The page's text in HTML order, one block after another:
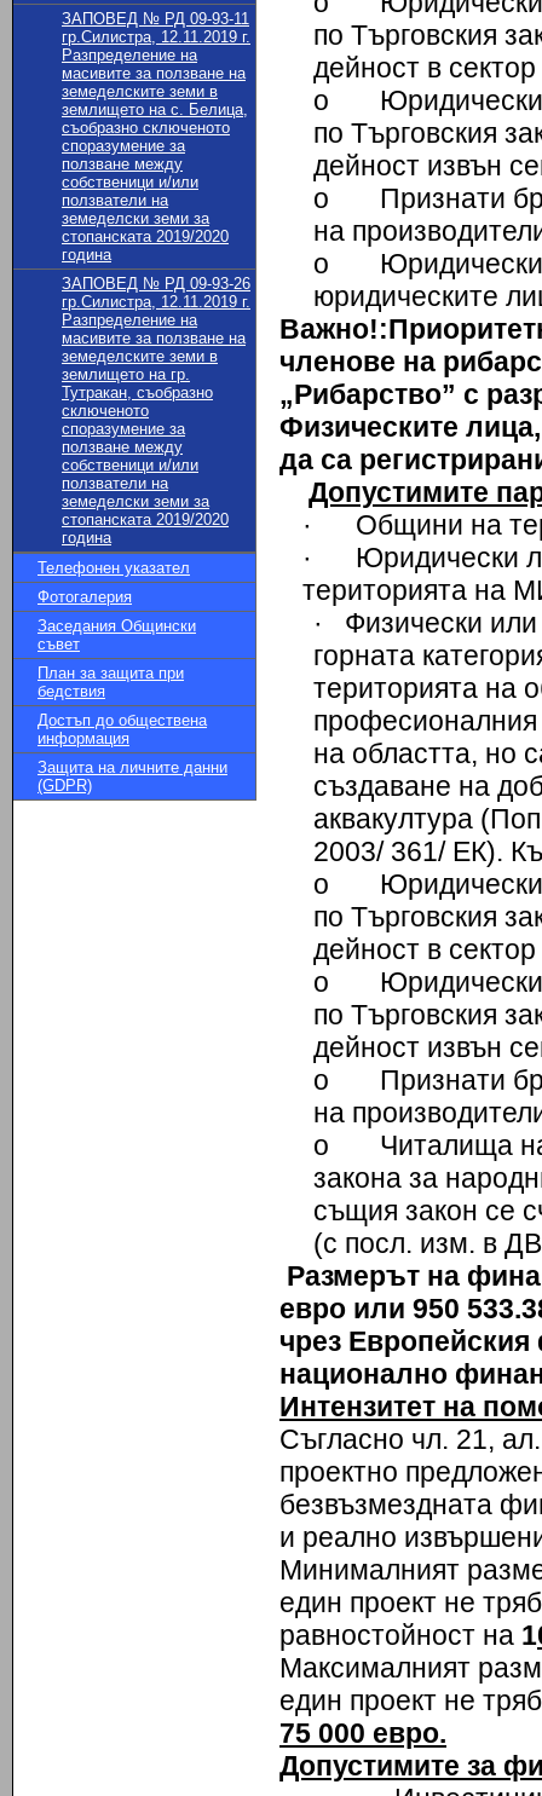
ЗАПОВЕД № РД 09-93-11
гр.Силистра, 12.11.2019 г.
Разпределение на
масивите за ползване на
земеделските земи в
землището на с. Белица,
съобразно сключеното
споразумение за
ползване между
собственици и/или
ползватели на
земеделски земи за
стопанската 2019/2020
година
ЗАПОВЕД № РД 09-93-26
гр.Силистра, 12.11.2019 г.
Разпределение на
масивите за ползване на
земеделските земи в
землището на гр.
Тутракан, съобразно
сключеното
споразумение за
ползване между
собственици и/или
ползватели на
земеделски земи за
стопанската 2019/2020
година
Телефонен указател
Фотогалерия
Заседания Общински
съвет
План за защита при
бедствия
Достъп до обществена
информация
Защита на личните данни
(GDPR)
по Търговския
дейност в
o Юридически
по Търговския
дейност извън
o Признати
на
o Юридически
юридическите
Важно!:
членове на
„Рибарство” с
Физическите
да са
Допустимите
· Общини на
· Юридически
територията на
· Физически
горната
територията на
професионалния
на областта, но
създаване на
аквакултура
2003/ 361/ ЕК).
o Юридически
по Търговския
дейност в
o Юридически
по Търговския
дейност извън
o Признати
на
o Читалища на
закона за
същия закон се
(с посл. изм. в
Размерът на
евро или 950
чрез
национално
Интензитет на
Съгласно чл. 21,
проектно
безвъзмездната
и реално
Минималният
един проект не
равностойност на 1
Максималният
един проект не
75 000 евро.
Допустимите за